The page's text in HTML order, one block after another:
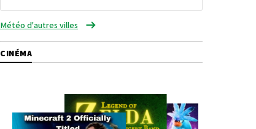
Météo d'autres villes
CINÉMA